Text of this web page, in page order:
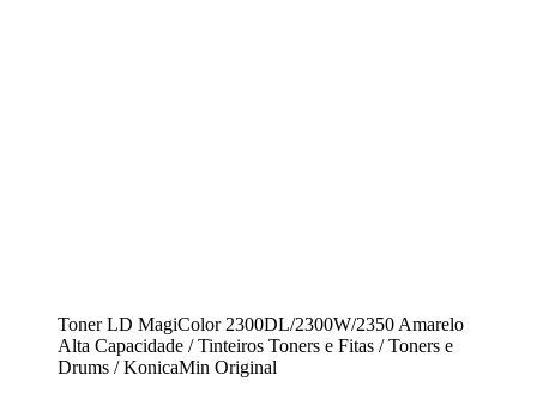
Toner LD MagiColor 2300DL/2300W/2350 Amarelo
Alta Capacidade / Tinteiros Toners e Fitas / Toners e
Drums / KonicaMin Original